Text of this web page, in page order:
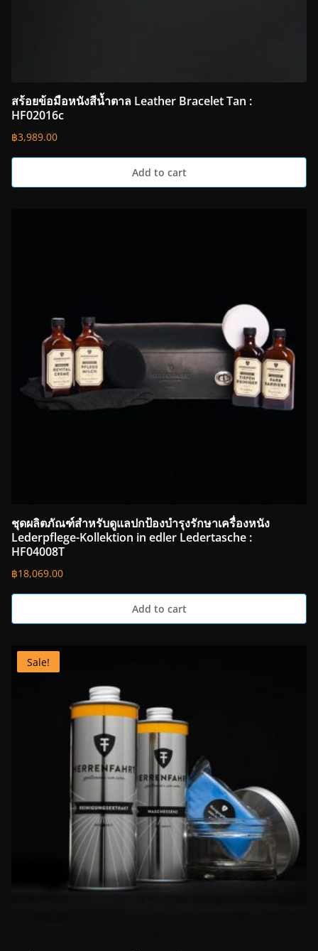
สร้อยข้อมือหนังสีน้ำตาล Leather Bracelet Tan :
HF02016c
฿3,989.00
Add to cart
ชุดผลิตภัณฑ์สำหรับดูแลปกป้องบำรุงรักษาเครื่องหนัง
Lederpflege-Kollektion in edler Ledertasche :
HF04008T
฿18,069.00
Add to cart
Sale!